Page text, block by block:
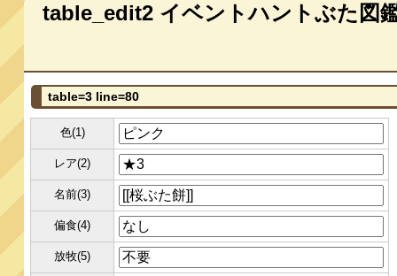
table_edit2 イベントハントぶた図
table=3 line=80
色(1)
レア(2)
名前(3)
偏食(4)
放牧(5)